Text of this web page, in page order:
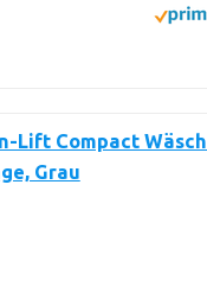
Lift Compact
Grau